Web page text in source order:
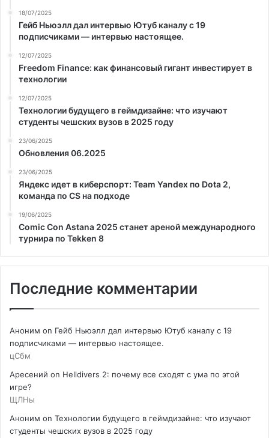
18/07/2025
Гейб Ньюэлл дал интервью Ютуб каналу с 19
подписчиками — интервью настоящее.
12/07/2025
Freedom Finance: как финансовый гигант инвестирует в
технологии
12/07/2025
Технологии будущего в геймдизайне: что изучают
студенты чешских вузов в 2025 году
23/06/2025
Обновления 06.2025
23/06/2025
Яндекс идет в киберспорт: Team Yandex по Dota 2,
команда по CS на подходе
19/06/2025
Comic Con Astana 2025 станет ареной международного
турнира по Tekken 8
Последние комментарии
Аноним on Гейб Ньюэлл дал интервью Ютуб каналу с 19
подписчиками — интервью настоящее.
цСбм
Аресений on Helldivers 2: почему все сходят с ума по этой
игре?
ЩЛНы
Аноним on Технологии будущего в геймдизайне: что изучают
студенты чешских вузов в 2025 году